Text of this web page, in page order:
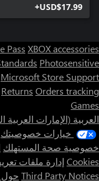
USD$17.99+
Pass XBOX accessories
Photosensitive
Microsoft Store Support
Returns Orders tracking
Games
العربية (الإمارات العربية
خيارات خصوصيتك
خصوصية صحة المستهلك
Cookies إدارة ملفات
Third Party Notices حول